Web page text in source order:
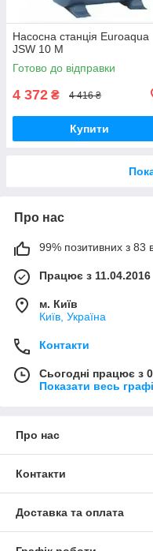
Насосна станція Euroaqua
JSW 10 M
Готово до відправки
4 372 ₴ 4 416 ₴
Купити
Про нас
99% позитивних з 83
Працює з 11.04.2016
м. Київ
Київ, Україна
Контакти
Сьогодні працює з
Показати весь
Про нас
Контакти
Доставка та оплата